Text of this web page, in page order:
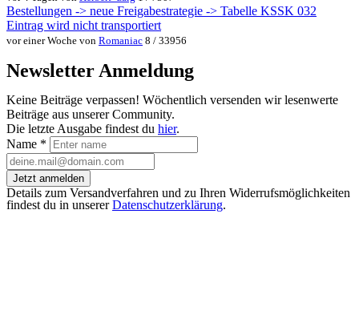
Bestellungen -> neue Freigabestrategie -> Tabelle KSSK 032
Eintrag wird nicht transportiert
vor einer Woche von Romaniac 8 / 33956
Newsletter Anmeldung
Keine Beiträge verpassen! Wöchentlich versenden wir lesenwerte
Beiträge aus unserer Community.
Die letzte Ausgabe findest du hier.
Name *
Jetzt anmelden
Details zum Versandverfahren und zu Ihren Widerrufsmöglichkeiten
findest du in unsererDatenschutzerklärung.